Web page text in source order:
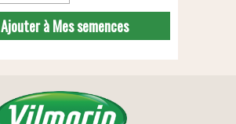
Ajouter à Mes semences